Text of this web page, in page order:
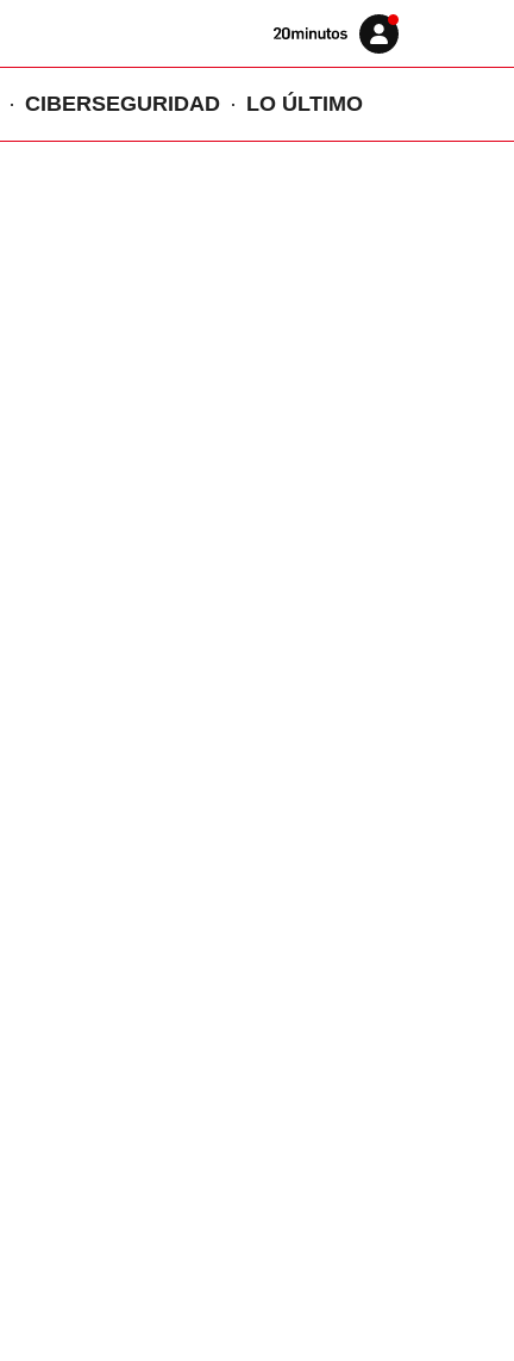
Volver
Iniciar
sesión
CIBERSEGURIDAD LO ÚLTIMO